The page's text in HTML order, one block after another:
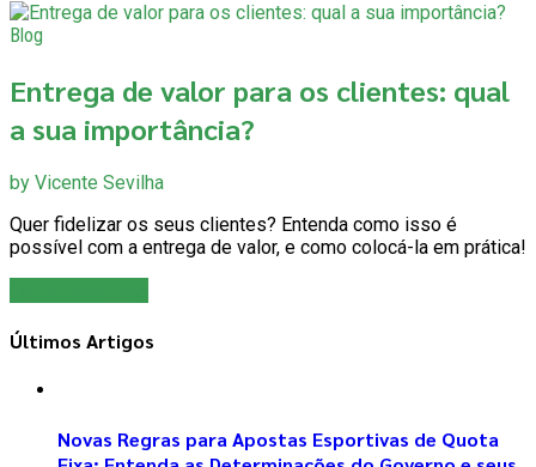
Blog
Entrega de valor para os clientes: qual
a sua importância?
by Vicente Sevilha
Quer fidelizar os seus clientes? Entenda como isso é
possível com a entrega de valor, e como colocá-la em prática!
Últimos Artigos
Novas Regras para Apostas Esportivas de Quota